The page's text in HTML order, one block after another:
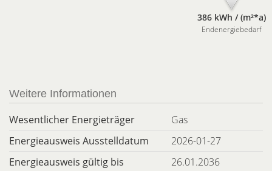
386 kWh / (m²*a)
Endenergiebedarf
Weitere Informationen
Wesentlicher Energieträger
Gas
Energieausweis Ausstelldatum
2026-01-27
Energieausweis gültig bis
26.01.2036